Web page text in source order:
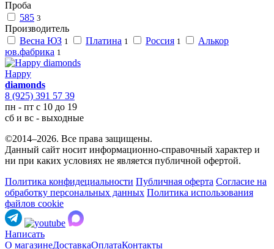
Проба
585 3
Производитель
Весна ЮЗ 1 Платина 1 Россия 1
Алькор
юв.фабрика 1
Happy
diamonds
8 (925) 391 57 39
пн - пт с 10 до 19
сб и вс - выходные
©2014–2026. Все права защищены.
Данный сайт носит информационно-справочный характер и
ни при каких условиях не является публичной офертой.
Политика конфидециальности Публичная оферта Согласие на
обработку персональных данных Политика использования
файлов cookie
Написать
О магазинеДоставкаОплатаКонтакты